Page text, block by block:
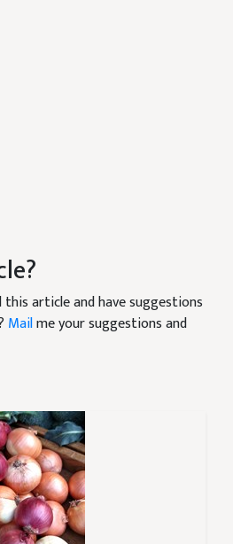
this article and have suggestions
Mailme your suggestions and